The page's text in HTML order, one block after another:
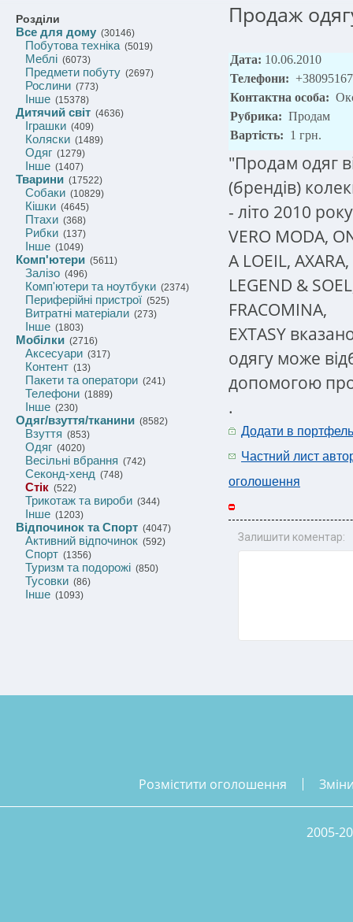
Розділи
Все для дому (30146)
Побутова техніка(5019)
Меблі (6073)
Предмети побуту (2697)
Рослини (773)
Інше (15378)
Дитячий світ (4636)
Іграшки (409)
Коляски (1489)
Одяг (1279)
Інше (1407)
Тварини (17522)
Собаки (10829)
Кішки (4645)
Птахи (368)
Рибки (137)
Інше (1049)
Комп'ютери (5611)
Залізо (496)
Комп'ютери та ноутбуки (2374)
Периферійні пристрої (525)
Витратні матеріали (273)
Інше (1803)
Мобілки (2716)
Аксесуари (317)
Контент (13)
Пакети та оператори (241)
Телефони (1889)
Інше (230)
Одяг/взуття/тканини (8582)
Взуття (853)
Одяг (4020)
Весільні вбрання (742)
Секонд-хенд (748)
Стік (522)
Трикотаж та вироби (344)
Інше (1203)
Відпочинок та Спорт (4047)
Активний відпочинок (592)
Спорт (1356)
Туризм та подорожі (850)
Тусовки (86)
Інше (1093)
Продаж
Дата: 10.06.2010
Телефони:
Контактна особа:
Рубрика: Продам
Вартість: 1 грн.
"Продам одяг
(брендів)
- літо 2010
VERO MODA,
A LOEIL,
LEGEND &
FRACOMINA,
EXTASY
одягу може
допомогою
.
Додати в портфель
Частний лист
оголошення
Залишити коментар:
розмістити оголошення
2005-